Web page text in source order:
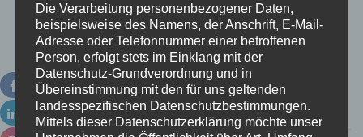
0 Kommentare
Schreibe einen Kommentar
Name*
Die Verarbeitung personenbezogener Daten,
beispielsweise des Namens, der Anschrift, E-Mail-
Adresse oder Telefonnummer einer betroffenen
Person, erfolgt stets im Einklang mit der
Datenschutz-Grundverordnung und in
Übereinstimmung mit den für uns geltenden
landesspezifischen Datenschutzbestimmungen.
Mittels dieser Datenschutzerklärung möchte unser